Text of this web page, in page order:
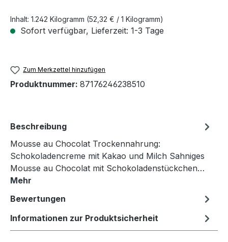
Inhalt: 1.242 Kilogramm (52,32 € / 1 Kilogramm)
Sofort verfügbar, Lieferzeit: 1-3 Tage
Zum Merkzettel hinzufügen
Produktnummer: 87176246238510
Beschreibung
Mousse au Chocolat Trockennahrung:
Schokoladencreme mit Kakao und Milch Sahniges
Mousse au Chocolat mit Schokoladenstückchen…
Mehr
Bewertungen
Informationen zur Produktsicherheit